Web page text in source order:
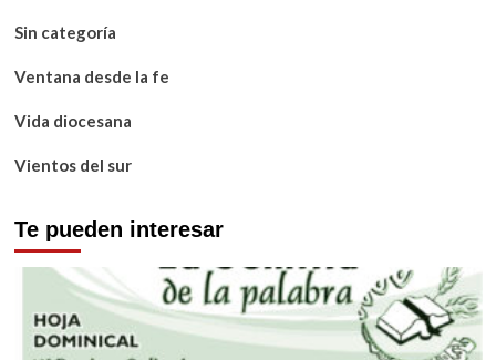
Sin categoría
Ventana desde la fe
Vida diocesana
Vientos del sur
Te pueden interesar